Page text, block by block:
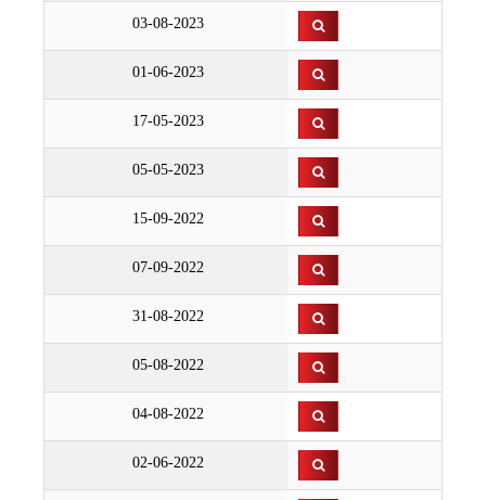
03-08-2023
01-06-2023
17-05-2023
05-05-2023
15-09-2022
07-09-2022
31-08-2022
05-08-2022
04-08-2022
02-06-2022